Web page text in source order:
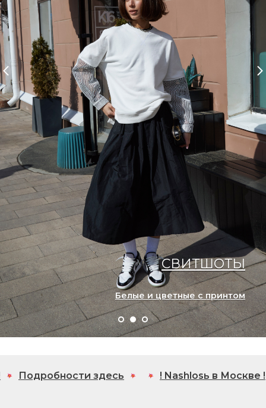
СВИТШОТЫ
Белые и цветные с принтом
здесь ! Nashlosь в Москве !